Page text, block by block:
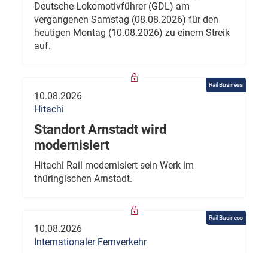
Deutsche Lokomotivführer (GDL) am
vergangenen Samstag (08.08.2026) für den
heutigen Montag (10.08.2026) zu einem Streik
auf.
Rail Business
10.08.2026
Hitachi
Standort Arnstadt wird
modernisiert
Hitachi Rail modernisiert sein Werk im
thüringischen Arnstadt.
Rail Business
10.08.2026
Internationaler Fernverkehr